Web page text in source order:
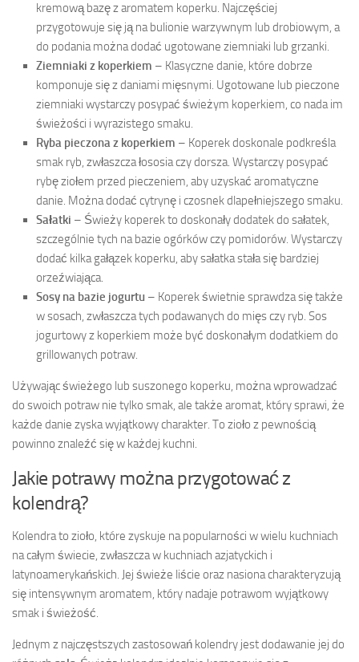
kremową bazę z aromatem koperku. Najczęściej
przygotowuje się ją na bulionie warzywnym lub drobiowym, a
do podania można dodać ugotowane ziemniaki lub grzanki.
Ziemniaki z koperkiem – Klasyczne danie, które dobrze
komponuje się z daniami mięsnymi. Ugotowane lub pieczone
ziemniaki wystarczy posypać świeżym koperkiem, co nada im
świeżości i wyrazistego smaku.
Ryba pieczona z koperkiem – Koperek doskonale podkreśla
smak ryb, zwłaszcza łososia czy dorsza. Wystarczy posypać
rybę ziołem przed pieczeniem, aby uzyskać aromatyczne
danie. Można dodać cytrynę i czosnek dlapełniejszego smaku.
Sałatki – Świeży koperek to doskonały dodatek do sałatek,
szczególnie tych na bazie ogórków czy pomidorów. Wystarczy
dodać kilka gałązek koperku, aby sałatka stała się bardziej
orzeźwiająca.
Sosy na bazie jogurtu – Koperek świetnie sprawdza się także
w sosach, zwłaszcza tych podawanych do mięs czy ryb. Sos
jogurtowy z koperkiem może być doskonałym dodatkiem do
grillowanych potraw.
Używając świeżego lub suszonego koperku, można wprowadzać
do swoich potraw nie tylko smak, ale także aromat, który sprawi, że
każde danie zyska wyjątkowy charakter. To zioło z pewnością
powinno znaleźć się w każdej kuchni.
Jakie potrawy można przygotować z
kolendrą?
Kolendra to zioło, które zyskuje na popularności w wielu kuchniach
na całym świecie, zwłaszcza w kuchniach azjatyckich i
latynoamerykańskich. Jej świeże liście oraz nasiona charakteryzują
się intensywnym aromatem, który nadaje potrawom wyjątkowy
smak i świeżość.
Jednym z najczęstszych zastosowań kolendry jest dodawanie jej do